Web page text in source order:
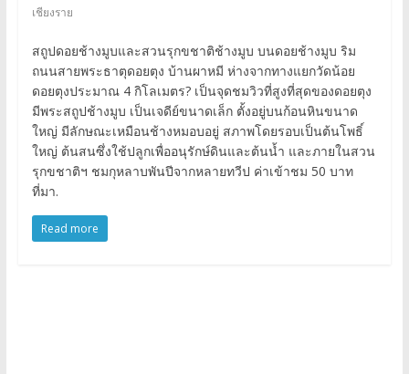
เชียงราย
สถูปดอยช้างมูบและสวนรุกขชาติช้างมูบ บนดอยช้างมูบ ริม
ถนนสายพระธาตุดอยตุง บ้านผาหมี ห่างจากทางแยกวัดน้อย
ดอยตุงประมาณ 4 กิโลเมตร? เป็นจุดชมวิวที่สูงที่สุดของดอยตุง
มีพระสถูปช้างมูบ เป็นเจดีย์ขนาดเล็ก ตั้งอยู่บนก้อนหินขนาด
ใหญ่ มีลักษณะเหมือนช้างหมอบอยู่ สภาพโดยรอบเป็นต้นโพธิ์
ใหญ่ ต้นสนซึ่งใช้ปลูกเพื่ออนุรักษ์ดินและต้นน้ำ และภายในสวน
รุกขชาติฯ ชมกุหลาบพันปีจากหลายทวีป ค่าเข้าชม 50 บาท
ที่มา.
Read more